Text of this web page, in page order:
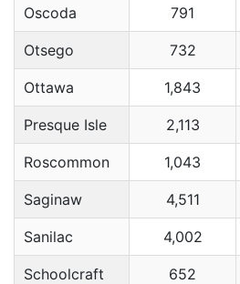
Oscoda 791
Otsego 732
Ottawa 1,843
Presque Isle 2,113
Roscommon 1,043
Saginaw 4,511
Sanilac 4,002
Schoolcraft 652